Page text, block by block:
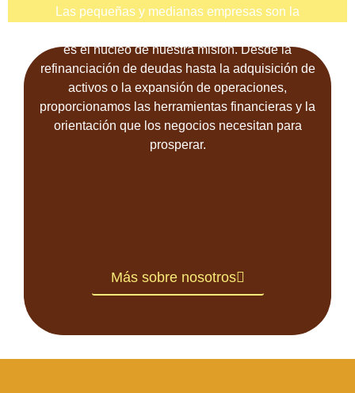
Las pequeñas y medianas empresas son la
es el núcleo de nuestra misión. Desde la
refinanciación de deudas hasta la adquisición de
activos o la expansión de operaciones,
proporcionamos las herramientas financieras y la
orientación que los negocios necesitan para
prosperar.
Más sobre nosotros